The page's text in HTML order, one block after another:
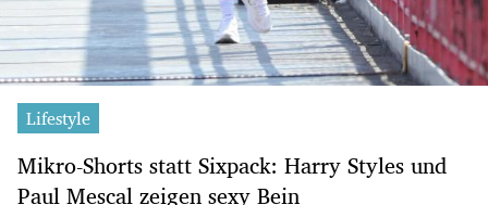
Lifestyle
Mikro-Shorts statt Sixpack: Harry Styles und
Paul Mescal zeigen sexy Bein